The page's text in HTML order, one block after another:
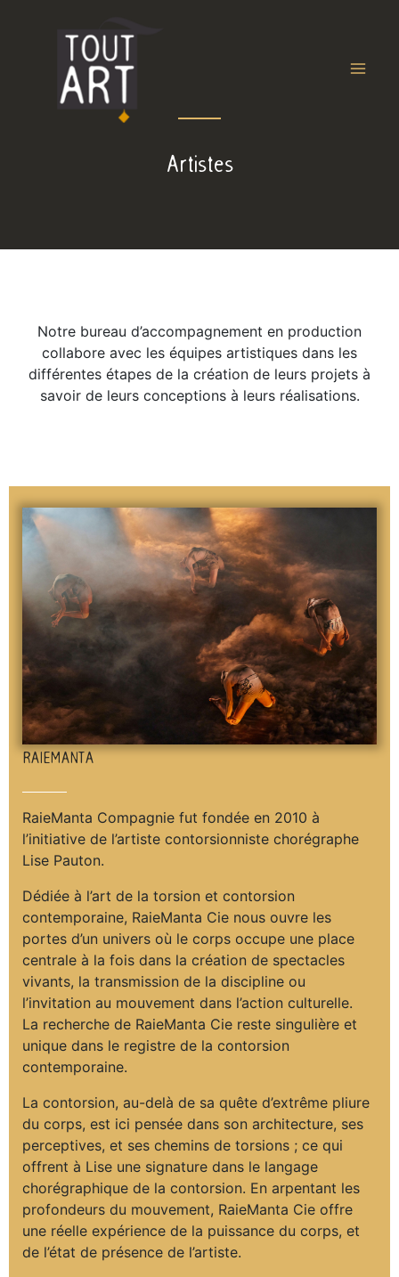
Artistes
Notre bureau d’accompagnement en production
collabore avec les équipes artistiques dans les
différentes étapes de la création de leurs projets à
savoir de leurs conceptions à leurs réalisations.
RAIEMANTA
RaieManta Compagnie fut fondée en 2010 à
l’initiative de l’artiste contorsionniste chorégraphe
Lise Pauton.
Dédiée à l’art de la torsion et contorsion
contemporaine, RaieManta Cie nous ouvre les
portes d’un univers où le corps occupe une place
centrale à la fois dans la création de spectacles
vivants, la transmission de la discipline ou
l’invitation au mouvement dans l’action culturelle.
La recherche de RaieManta Cie reste singulière et
unique dans le registre de la contorsion
contemporaine.
La contorsion, au-delà de sa quête d’extrême pliure
du corps, est ici pensée dans son architecture, ses
perceptives, et ses chemins de torsions ; ce qui
offrent à Lise une signature dans le langage
chorégraphique de la contorsion. En arpentant les
profondeurs du mouvement, RaieManta Cie offre
une réelle expérience de la puissance du corps, et
de l’état de présence de l’artiste.